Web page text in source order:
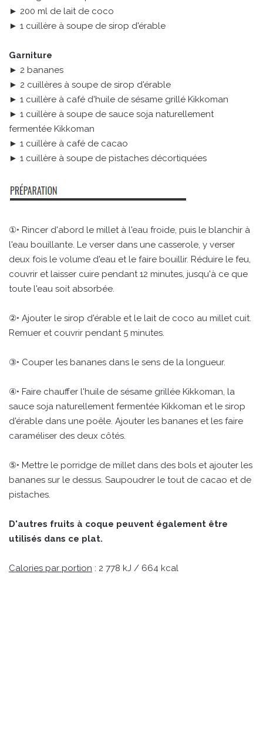
► 200 ml de lait de coco
► 1 cuillère à soupe de sirop d'érable
Garniture
► 2 bananes
► 2 cuillères à soupe de sirop d'érable
► 1 cuillère à café d'huile de sésame grillé Kikkoman
► 1 cuillère à soupe de sauce soja naturellement
fermentée Kikkoman
► 1 cuillère à café de cacao
► 1 cuillère à soupe de pistaches décortiquées
①• Rincer d'abord le millet à l'eau froide, puis le blanchir à
l'eau bouillante. Le verser dans une casserole, y verser
deux fois le volume d'eau et le faire bouillir. Réduire le feu,
couvrir et laisser cuire pendant 12 minutes, jusqu'à ce que
toute l'eau soit absorbée.
②• Ajouter le sirop d'érable et le lait de coco au millet cuit.
Remuer et couvrir pendant 5 minutes.
③• Couper les bananes dans le sens de la longueur.
④• Faire chauffer l'huile de sésame grillée Kikkoman, la
sauce soja naturellement fermentée Kikkoman et le sirop
d'érable dans une poêle. Ajouter les bananes et les faire
caraméliser des deux côtés.
⑤• Mettre le porridge de millet dans des bols et ajouter les
bananes sur le dessus. Saupoudrer le tout de cacao et de
pistaches.
D'autres fruits à coque peuvent également être
utilisés dans ce plat.
Calories par portion : 2 778 kJ / 664 kcal